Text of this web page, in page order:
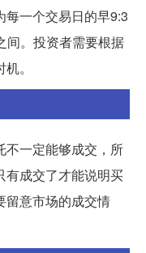
每一个交易日的早9:3
间。投资者需要根据
。
不一定能够成交，所
有成交了才能说明买
留意市场的成交情